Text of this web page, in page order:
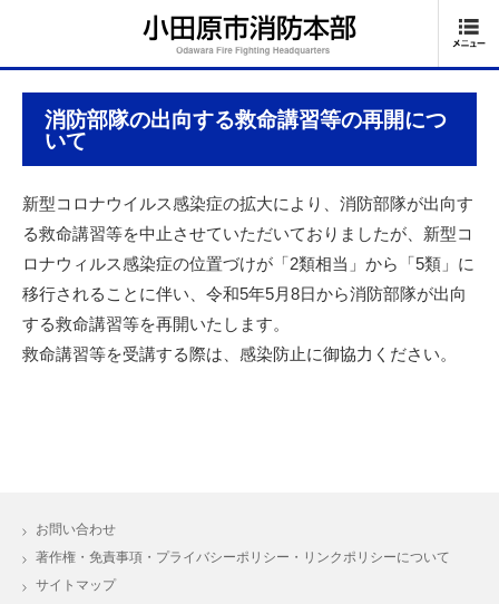
消防部隊の出向する救命講習等の再開につ
いて
新型コロナウイルス感染症の拡大により、消防部隊が出向す
る救命講習等を中止させていただいておりましたが、新型コ
ロナウィルス感染症の位置づけが「2類相当」から「5類」に
移行されることに伴い、令和5年5月8日から消防部隊が出向
する救命講習等を再開いたします。
救命講習等を受講する際は、感染防止に御協力ください。
お問い合わせ
著作権・免責事項・プライバシーポリシー・リンクポリシーについて
サイトマップ